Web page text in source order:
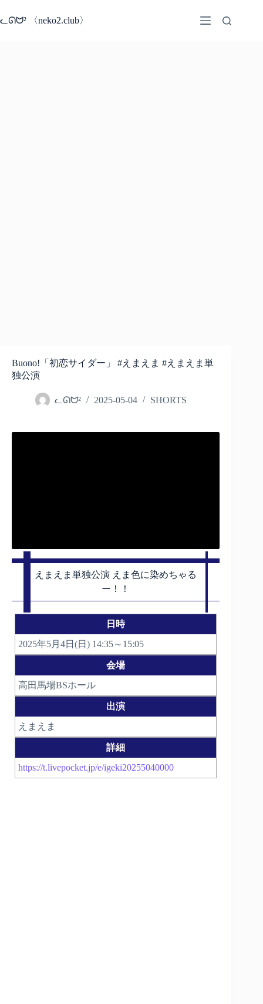
ン
ᓚᘏᗢ² 〈neko2.club〉
Buono!「初恋サイダー」 #えまえま #えまえま単
独公演
ᓚᘏᗢ² 2025-05-04 SHORTS
えまえま単独公演 えま色に染めちゃる
ー！！
日時
2025年5月4日(日) 14:35～15:05
会場
高田馬場BSホール
出演
えまえま
詳細
https://t.livepocket.jp/e/igeki20255040000